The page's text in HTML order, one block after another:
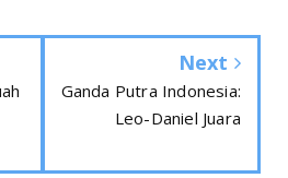
Next
Ganda Putra Indonesia:
Leo-Daniel Juara